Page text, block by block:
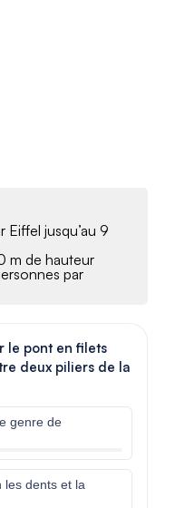
Eiffel jusqu’au 9
m de hauteur
par
le pont en filets
deux piliers de la
genre de
dents et la